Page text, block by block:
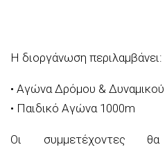
Η διοργάνωση περιλαμβάνει:
• Αγώνα Δρόμου &
• Παιδικό Αγώνα 1000m
Οι συμμετέχοντες θα